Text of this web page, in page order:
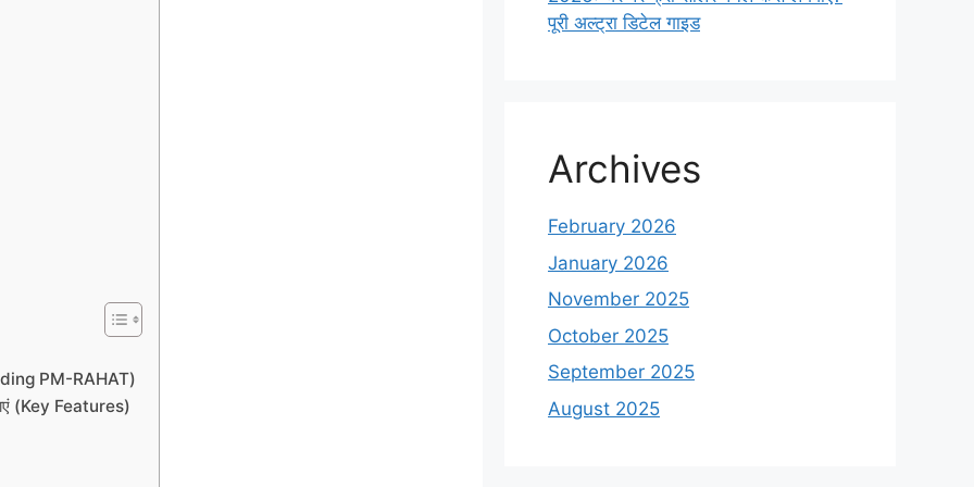
PM-RAHAT)
(Key Features)
पूरी अल्ट्रा डिटेल गाइड
Archives
February 2026
January 2026
November 2025
October 2025
September 2025
August 2025